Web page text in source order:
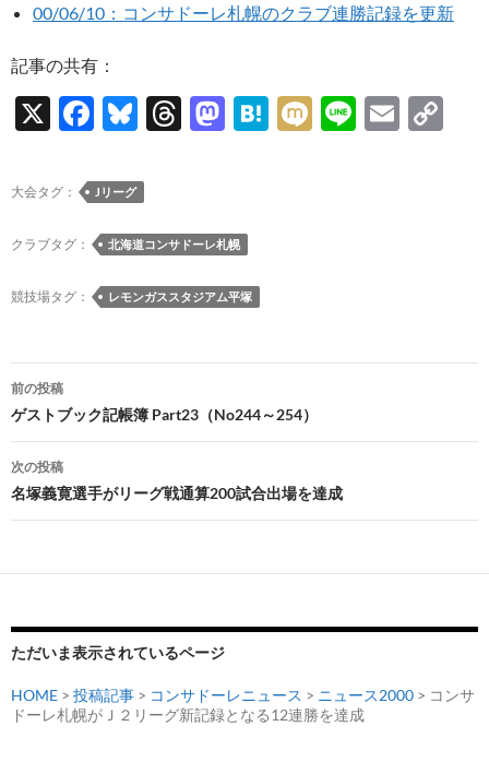
00/06/10：コンサドーレ札幌のクラブ連勝記録を更新
記事の共有：
X
F
e
o
o
Bl
es
y
T
ds
M
o
n
H
M Li
E
大会タグ： Jリーグ
クラブタグ： 北海道コンサドーレ札幌
競技場タグ： レモンガススタジアム平塚
投
稿
ナ
ビ
ー
ョ
ン
前の投稿
ゲストブック記帳簿 Part23（No244～254）
次の投稿
名塚義寛選手がリーグ戦通算200試合出場を達成
ただいま表示されているページ
HOME > 投稿記事 > コンサドーレニュース > ニュース2000 > コンサ
ドーレ札幌がＪ２リーグ新記録となる12連勝を達成